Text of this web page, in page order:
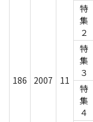
186 2007 11
特
集
２
特
集
３
特
集
４